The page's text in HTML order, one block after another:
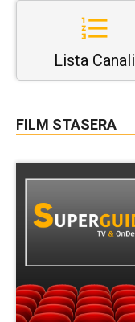
Lista Canali
FILM STASERA